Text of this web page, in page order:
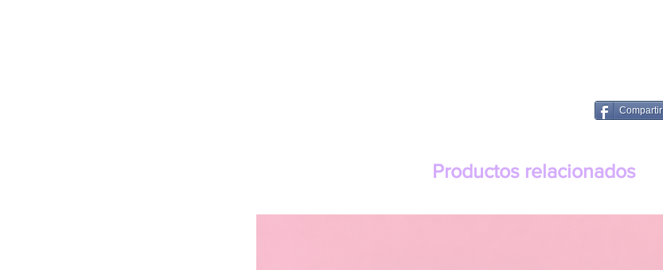
Compartir
Productos relacionados